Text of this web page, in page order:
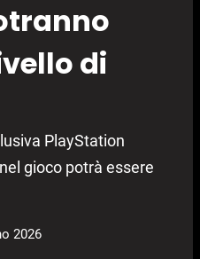
di
PlayStation
gioco potrà essere
2026